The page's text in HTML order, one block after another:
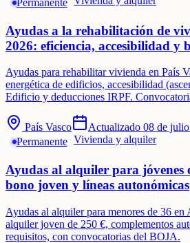
Ayudas a la rehabilitación de
2026: eficiencia, accesibilidad y
Ayudas para rehabilitar vivienda en País
energética de edificios, accesibilidad
Edificio y deducciones IRPF.
País Vasco Actualizado 08 de
Permanente Vivienda y alquiler
Ayudas al alquiler para jóvenes
bono joven y líneas autonómicas
Ayudas al alquiler para menores de 36
alquiler joven de 250 €, complementos
requisitos, con convocatorias del BOJA.